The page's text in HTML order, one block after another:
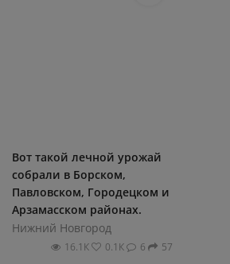
Вот такой лечной урожай
собрали в Борском,
Павловском, Городецком и
Арзамасском районах.
Нижний Новгород
16.1К 0.1К 6 57